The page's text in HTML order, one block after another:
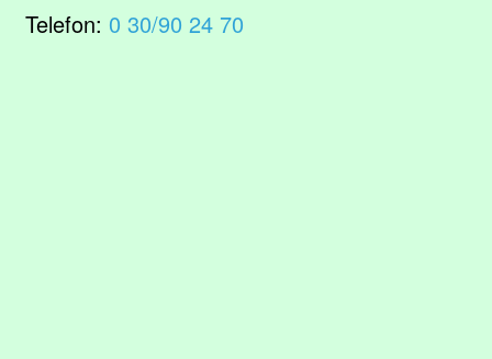
Telefon: 0 30/90 24 70